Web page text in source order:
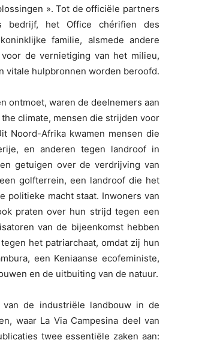
». Tot de officiële partners
bedrijf, het Office chérifien des
familie, alsmede andere
de vernietiging van het milieu,
vitale hulpbronnen worden beroofd.
ontmoet, waren de deelnemers aan
the climate, mensen die strijden voor
Noord-Afrika kwamen mensen die
en anderen tegen landroof in
getuigen over de verdrijving van
golfterrein, een landroof die het
politieke macht staat. Inwoners van
praten over hun strijd tegen een
van de bijeenkomst hebben
het patriarchaat, omdat zij hun
een Keniaanse ecofeministe,
en de uitbuiting van de natuur.
de industriële landbouw in de
waar La Via Campesina deel van
twee essentiële zaken aan: